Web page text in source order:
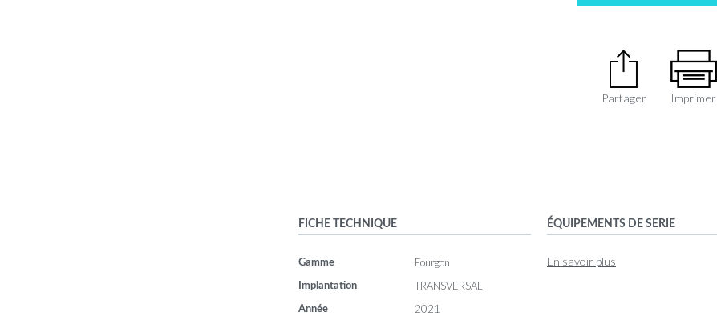
Partager Imprimer
FICHE TECHNIQUE
Gamme Fourgon
Implantation TRANSVERSAL
Année 2021
ÉQUIPEMENTS DE SERIE
En savoir plus